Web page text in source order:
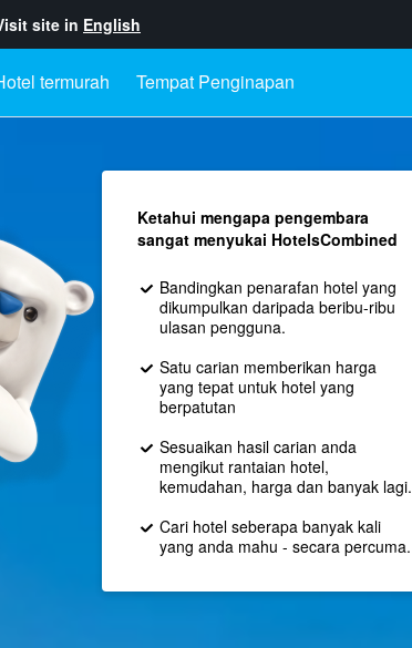
site in English
termurah Tempat Penginapan
Ketahui mengapa pengembara
sangat menyukai HotelsCombined
Bandingkan penarafan hotel yang
dikumpulkan daripada beribu-ribu
ulasan pengguna.
Satu carian memberikan harga
yang tepat untuk hotel yang
berpatutan
Sesuaikan hasil carian anda
mengikut rantaian hotel,
kemudahan, harga dan banyak lagi.
Cari hotel seberapa banyak kali
yang anda mahu - secara percuma.